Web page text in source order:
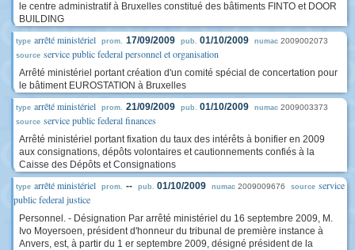
le centre administratif à Bruxelles constitué des bâtiments FINTO et DOOR
BUILDING
type arrêté ministériel prom. 17/09/2009 pub. 01/10/2009 numac 2009002073
source service public federal personnel et organisation
Arrêté ministériel portant création d'un comité spécial de concertation pour
le bâtiment EUROSTATION à Bruxelles
type arrêté ministériel prom. 21/09/2009 pub. 01/10/2009 numac 2009003373
source service public federal finances
Arrêté ministériel portant fixation du taux des intérêts à bonifier en 2009
aux consignations, dépôts volontaires et cautionnements confiés à la
Caisse des Dépôts et Consignations
type arrêté ministériel prom. -- pub. 01/10/2009 numac 2009009676 source service
public federal justice
Personnel. - Désignation Par arrêté ministériel du 16 septembre 2009, M.
Ivo Moyersoen, président d'honneur du tribunal de première instance à
Anvers, est, à partir du 1 er septembre 2009, désigné président de la